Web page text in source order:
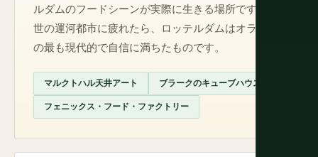
ルダムのフードシーンが実際に生きる場所です。中
世の運河都市に疲れたら、ロッテルダムはオランダ
の最も現代的で自信に満ちたものです。
マルクトハル天井アート ブラークのキューブハウス
フェニックス・フード・ファクトリー